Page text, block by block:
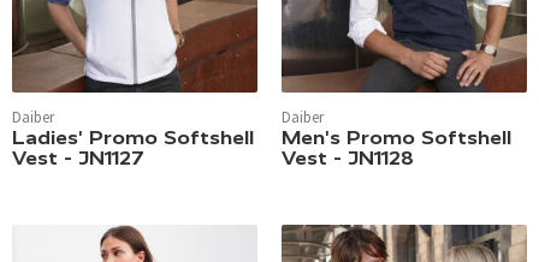
Daiber
Ladies' Promo Softshell
Vest - JN1127
Daiber
Men's Promo Softshell
Vest - JN1128